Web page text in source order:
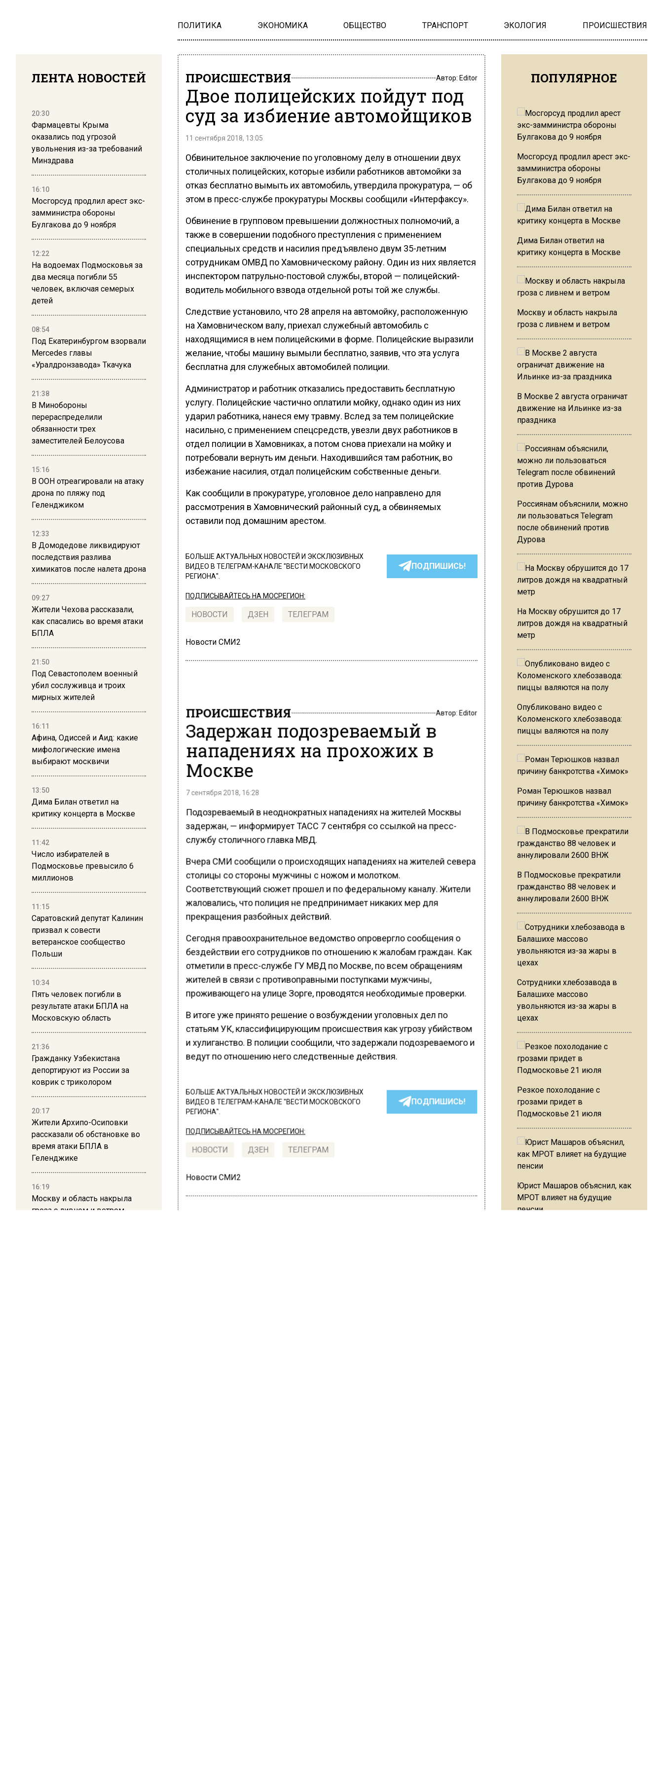
ПОЛИТИКА ЭКОНОМИКА ОБЩЕСТВО ТРАНСПОРТ ЭКОЛОГИЯ ПРОИСШЕСТВИЯ
ЛЕНТА НОВОСТЕЙ
20:30
Фармацевты Крыма
оказались под угрозой
увольнения из-за требований
Минздрава
16:10
Мосгорсуд продлил арест экс-
замминистра обороны
Булгакова до 9 ноября
12:22
На водоемах Подмосковья за
два месяца погибли 55
человек, включая семерых
детей
08:54
Под Екатеринбургом взорвали
Mercedes главы
«Уралдронзавода» Ткачука
21:38
В Минобороны
перераспределили
обязанности трех
заместителей Белоусова
15:16
В ООН отреагировали на атаку
дрона по пляжу под
Геленджиком
12:33
В Домодедове ликвидируют
последствия разлива
химикатов после налета дрона
09:27
Жители Чехова рассказали,
как спасались во время атаки
БПЛА
21:50
Под Севастополем военный
убил сослуживца и троих
мирных жителей
16:11
Афина, Одиссей и Аид: какие
мифологические имена
выбирают москвичи
13:50
Дима Билан ответил на
критику концерта в Москве
11:42
Число избирателей в
Подмосковье превысило 6
миллионов
11:15
Саратовский депутат Калинин
призвал к совести
ветеранское сообщество
Польши
10:34
Пять человек погибли в
результате атаки БПЛА на
Московскую область
21:36
Гражданку Узбекистана
депортируют из России за
коврик с триколором
20:17
Жители Архипо-Осиповки
рассказали об обстановке во
время атаки БПЛА в
Геленджике
16:19
Москву и область накрыла
гроза с ливнем и ветром
ПРОИСШЕСТВИЯ Автор: Editor
Двое полицейских пойдут под
суд за избиение автомойщиков
11 сентября 2018, 13:05
Обвинительное заключение по уголовному делу в отношении двух
столичных полицейских, которые избили работников автомойки за
отказ бесплатно вымыть их автомобиль, утвердила прокуратура, — об
этом в пресс-службе прокуратуры Москвы сообщили «Интерфаксу».
Обвинение в групповом превышении должностных полномочий, а
также в совершении подобного преступления с применением
специальных средств и насилия предъявлено двум 35-летним
сотрудникам ОМВД по Хамовническому району. Один из них является
инспектором патрульно-постовой службы, второй — полицейский-
водитель мобильного взвода отдельной роты той же службы.
Следствие установило, что 28 апреля на автомойку, расположенную
на Хамовническом валу, приехал служебный автомобиль с
находящимися в нем полицейскими в форме. Полицейские выразили
желание, чтобы машину вымыли бесплатно, заявив, что эта услуга
бесплатна для служебных автомобилей полиции.
Администратор и работник отказались предоставить бесплатную
услугу. Полицейские частично оплатили мойку, однако один из них
ударил работника, нанеся ему травму. Вслед за тем полицейские
насильно, с применением спецсредств, увезли двух работников в
отдел полиции в Хамовниках, а потом снова приехали на мойку и
потребовали вернуть им деньги. Находившийся там работник, во
избежание насилия, отдал полицейским собственные деньги.
Как сообщили в прокуратуре, уголовное дело направлено для
рассмотрения в Хамовнический районный суд, а обвиняемых
оставили под домашним арестом.
БОЛЬШЕ АКТУАЛЬНЫХ НОВОСТЕЙ И ЭКСКЛЮЗИВНЫХ
ВИДЕО В ТЕЛЕГРАМ-КАНАЛЕ "ВЕСТИ МОСКОВСКОГО
РЕГИОНА".
ПОДПИШИСЬ!
ПОДПИСЫВАЙТЕСЬ НА МОСРЕГИОН:
НОВОСТИ ДЗЕН ТЕЛЕГРАМ
Новости СМИ2
ПРОИСШЕСТВИЯ Автор:Editor
Задержан подозреваемый в
нападениях на прохожих в
Москве
7 сентября 2018, 16:28
Подозреваемый в неоднократных нападениях на жителей Москвы
задержан, — информирует ТАСС 7 сентября со ссылкой на пресс-
службу столичного главка МВД.
Вчера СМИ сообщили о происходящих нападениях на жителей севера
столицы со стороны мужчины с ножом и молотком.
Соответствующий сюжет прошел и по федеральному каналу. Жители
жаловались, что полиция не предпринимает никаких мер для
прекращения разбойных действий.
Сегодня правоохранительное ведомство опровергло сообщения о
бездействии его сотрудников по отношению к жалобам граждан. Как
отметили в пресс-службе ГУ МВД по Москве, по всем обращениям
жителей в связи с противоправными поступками мужчины,
проживающего на улице Зорге, проводятся необходимые проверки.
В итоге уже принято решение о возбуждении уголовных дел по
статьям УК, классифицирующим происшествия как угрозу убийством
и хулиганство. В полиции сообщили, что задержали подозреваемого и
ведут по отношению него следственные действия.
БОЛЬШЕ АКТУАЛЬНЫХ НОВОСТЕЙ И ЭКСКЛЮЗИВНЫХ
ВИДЕО В ТЕЛЕГРАМ-КАНАЛЕ "ВЕСТИ МОСКОВСКОГО
РЕГИОНА".
ПОДПИШИСЬ!
ПОДПИСЫВАЙТЕСЬ НА МОСРЕГИОН:
НОВОСТИ ДЗЕН ТЕЛЕГРАМ
Новости СМИ2
ПОПУЛЯРНОЕ
Мосгорсуд продлил арест экс-
замминистра обороны
Булгакова до 9 ноября
Дима Билан ответил на
критику концерта в Москве
Москву и область накрыла
гроза с ливнем и ветром
В Москве 2 августа ограничат
движение на Ильинке из-за
праздника
Россиянам объяснили, можно
ли пользоваться Telegram
после обвинений против
Дурова
На Москву обрушится до 17
литров дождя на квадратный
метр
Опубликовано видео с
Коломенского хлебозавода:
пиццы валяются на полу
Роман Терюшков назвал
причину банкротства «Химок»
В Подмосковье прекратили
гражданство 88 человек и
аннулировали 2600 ВНЖ
Сотрудники хлебозавода в
Балашихе массово
увольняются из-за жары в
цехах
Резкое похолодание с
грозами придет в
Подмосковье 21 июля
Юрист Машаров объяснил, как
МРОТ влияет на будущие
пенсии